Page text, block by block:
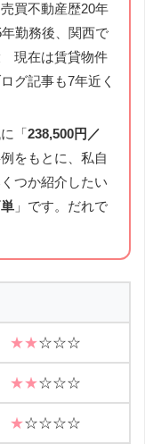
買不動産歴20年
勤務後、関西で
現在は賃貸物件
グ記事も7年近く
「238,500円／
をもとに、私自
つか紹介したい
」です。だれで
★★☆☆☆
★★☆☆☆
★☆☆☆☆